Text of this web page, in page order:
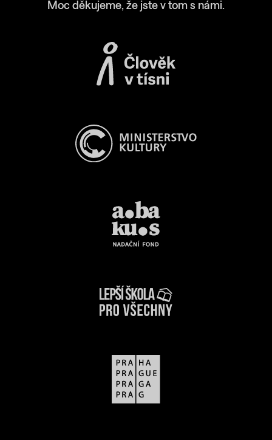
Moc děkujeme, že jste v tom s námi.